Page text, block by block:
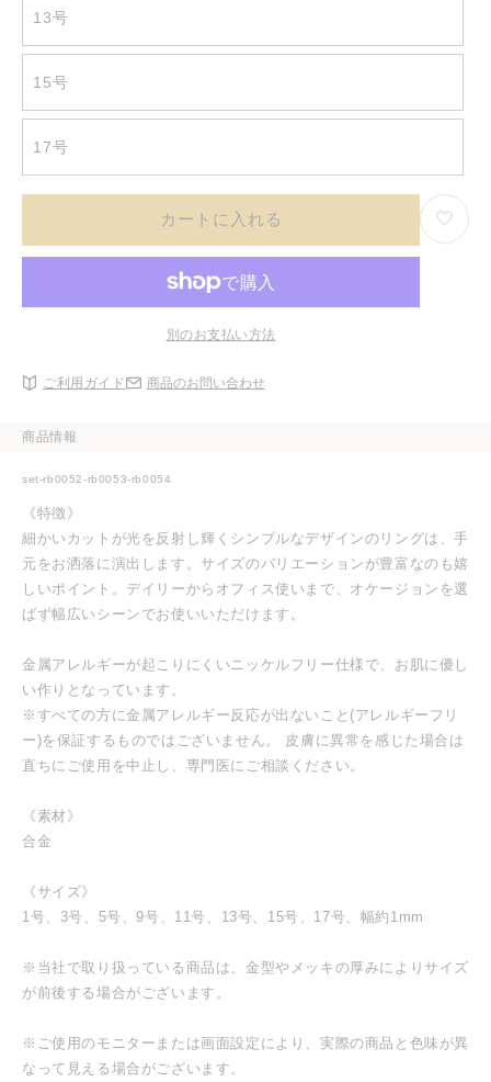
13号
15号
17号
カートに入れる
別のお支払い方法
ご利用ガイド 商品のお問い合わせ
商品情報
set-rb0052-rb0053-rb0054
《特徴》
細かいカットが光を反射し輝くシンプルなデザインのリングは、手
元をお洒落に演出します。サイズのバリエーションが豊富なのも嬉
しいポイント。デイリーからオフィス使いまで、オケージョンを選
ばず幅広いシーンでお使いいただけます。
金属アレルギーが起こりにくいニッケルフリー仕様で、お肌に優し
い作りとなっています。
※すべての方に金属アレルギー反応が出ないこと(アレルギーフリ
ー)を保証するものではございません。 皮膚に異常を感じた場合は
直ちにご使用を中止し、専門医にご相談ください。
《素材》
合金
《サイズ》
1号、3号、5号、9号、11号、13号、15号、17号、幅約1mm
※当社で取り扱っている商品は、金型やメッキの厚みによりサイズ
が前後する場合がございます。
※ご使用のモニターまたは画面設定により、実際の商品と色味が異
なって見える場合がございます。